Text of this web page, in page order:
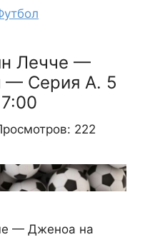
Лечче —
— Серия А. 5
222
— Дженоа на